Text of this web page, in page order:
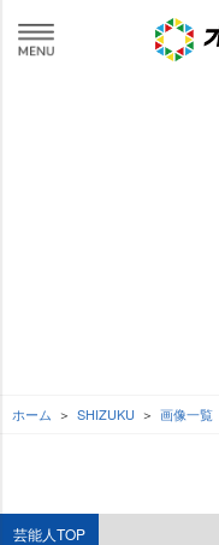
ホーム SHIZUKU 画像一覧
芸能人TOP